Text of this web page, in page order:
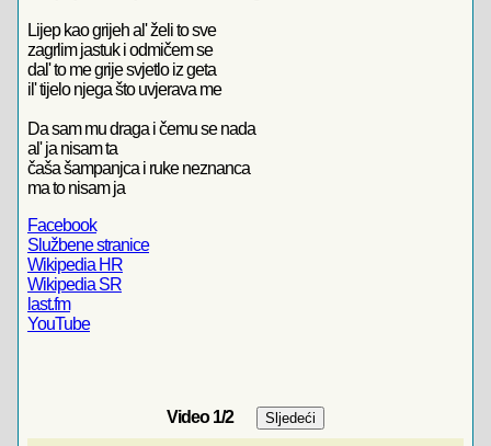
Lijep kao grijeh al' želi to sve
zagrlim jastuk i odmičem se
dal' to me grije svjetlo iz geta
il' tijelo njega što uvjerava me
Da sam mu draga i čemu se nada
al' ja nisam ta
čaša šampanjca i ruke neznanca
ma to nisam ja
Facebook
Službene stranice
Wikipedia HR
Wikipedia SR
last.fm
YouTube
Video1/2